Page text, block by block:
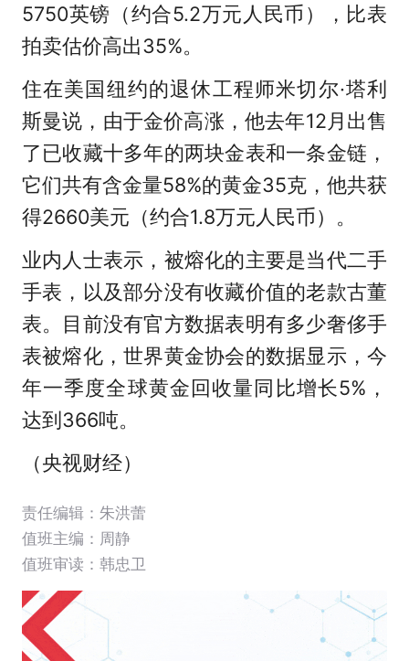
5750英镑（约合5.2万元人民币），比表
拍卖估价高出35%。
住在美国纽约的退休工程师米切尔·塔利
斯曼说，由于金价高涨，他去年12月出售
了已收藏十多年的两块金表和一条金链，
它们共有含金量58%的黄金35克，他共获
得2660美元（约合1.8万元人民币）。
业内人士表示，被熔化的主要是当代二手
手表，以及部分没有收藏价值的老款古董
表。
目前没有官方数据表明有多少奢侈手
表被熔化，世界黄金协会的数据显示，今
年一季度全球黄金回收量同比增长5%，
达到366吨。
（央视财经）
责任编辑：朱洪蕾
值班主编： 周静
值班审读：韩忠卫